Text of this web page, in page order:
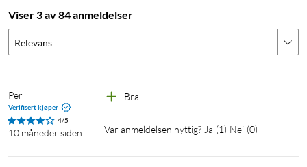
Viser 3 av 84 anmeldelser
Relevans
Per
Verifisert kjøper
4/5
10 måneder siden
Bra
Var anmeldelsen nyttig? Ja (1) Nei (0)